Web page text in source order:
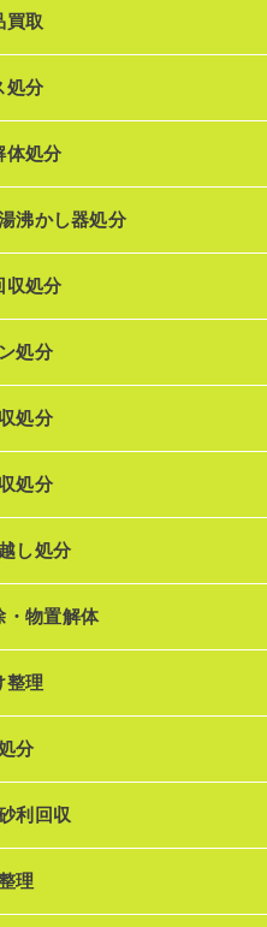
買取
処分
体処分
沸かし器処分
収処分
処分
処分
処分
し処分
・物置解体
整理
分
利回収
理